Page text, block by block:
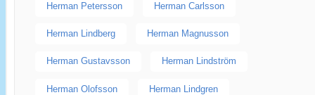
Herman Petersson Herman Carlsson
Herman Lindberg Herman Magnusson
Herman Gustavsson Herman Lindström
Herman Olofsson Herman Lindgren